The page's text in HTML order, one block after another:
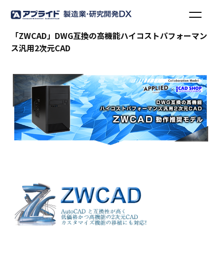
「ZWCAD」DWG互換の高機能ハイコストパフォーマン
ス汎用2次元CAD